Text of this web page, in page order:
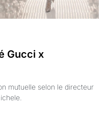
Gucci x
mutuelle selon le directeur